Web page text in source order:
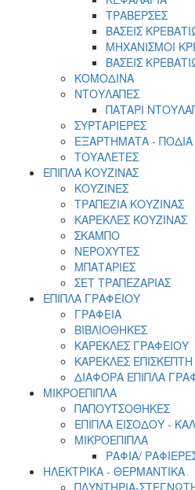
ΤΡΑΒΕΡΣΕΣ
ΒΑΣΕΙΣ
ΜΗΧΑΝΙΣΜΟΙ
ΒΑΣΕΙΣ
ΚΟΜΟΔΙΝΑ
ΝΤΟΥΛΑΠΕΣ
ΠΑΤΑΡΙ
ΣΥΡΤΑΡΙΕΡΕΣ
ΕΞΑΡΤΗΜΑΤΑ -
ΤΟΥΑΛΕΤΕΣ
ΕΠΙΠΛΑ ΚΟΥΖΙΝΑΣ
ΚΟΥΖΙΝΕΣ
ΤΡΑΠΕΖΙΑ ΚΟΥΖΙΝΑΣ
ΚΑΡΕΚΛΕΣ ΚΟΥΖΙΝΑΣ
ΣΚΑΜΠΟ
ΝΕΡΟΧΥΤΕΣ
ΜΠΑΤΑΡΙΕΣ
ΣΕΤ ΤΡΑΠΕΖΑΡΙΑΣ
ΕΠΙΠΛΑ ΓΡΑΦΕΙΟΥ
ΓΡΑΦΕΙΑ
ΒΙΒΛΙΟΘΗΚΕΣ
ΚΑΡΕΚΛΕΣ ΓΡΑΦΕΙΟΥ
ΚΑΡΕΚΛΕΣ ΕΠΙΣΚΕΠΤΗ
ΔΙΑΦΟΡΑ ΕΠΙΠΛΑ
ΜΙΚΡΟΕΠΙΠΛΑ
ΠΑΠΟΥΤΣΟΘΗΚΕΣ
ΕΠΙΠΛΑ ΕΙΣΟΔΟΥ -
ΜΙΚΡΟΕΠΙΠΛΑ
ΡΑΦΙΑ/
ΗΛΕΚΤΡΙΚΑ - ΘΕΡΜΑΝΤΙΚΑ